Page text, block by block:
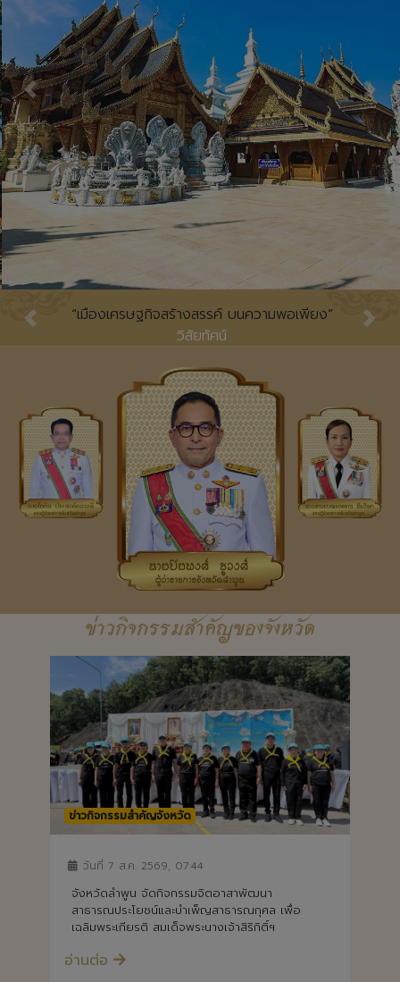
Previous
“เมืองเศรษฐกิจสร้างสรรค์ บนความพอเพียง”
วิสัยทัศน์
Previous
ข่าวกิจกรรมสำคัญของจังหวัด
ข่าวกิจกรรมสำคัญจังหวัด
วันที่ 7 ส.ค. 2569, 07:44
จังหวัดลำพูน จัดกิจกรรมจิตอาสาพัฒนา
สาธารณประโยชน์และบำเพ็ญสาธารณกุศล เพื่อ
เฉลิมพระเกียรติ สมเด็จพระนางเจ้าสิริกิติ์ฯ
อ่านต่อ